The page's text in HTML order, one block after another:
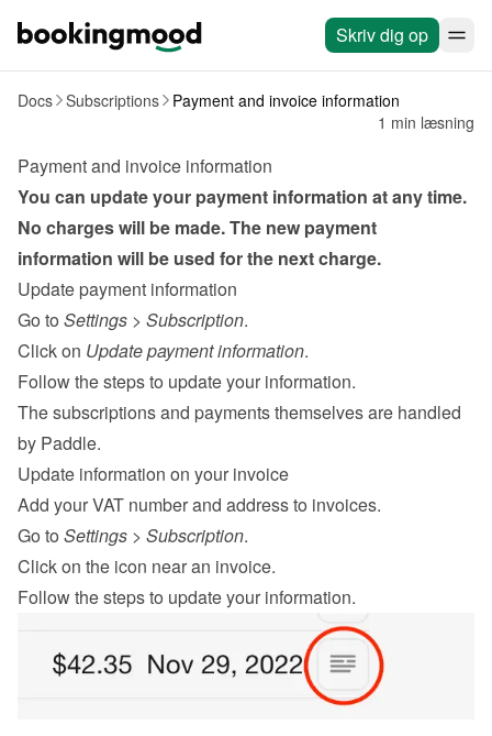
Skriv dig op
Docs Subscriptions
Payment and invoice information
1 min læsning
Payment and invoice information
You can update your payment information at any time.
No charges will be made. The new payment
information will be used for the next charge.
Update payment information
Go to Settings > Subscription.
Click on Update payment information.
Follow the steps to update your information.
The subscriptions and payments themselves are handled
by Paddle.
Update information on your invoice
Add your VAT number and address to invoices.
Go to Settings > Subscription.
Click on the icon near an invoice.
Follow the steps to update your information.